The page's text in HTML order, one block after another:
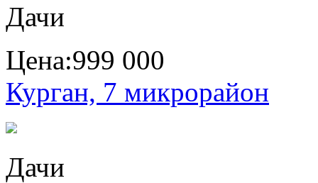
Дачи
Цена:999 000
Курган, 7 микрорайон
Дачи